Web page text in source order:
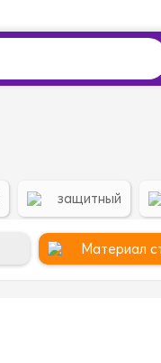
защитный
Материал